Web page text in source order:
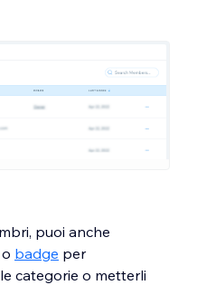
puoi anche
o badge per
categorie o metterli